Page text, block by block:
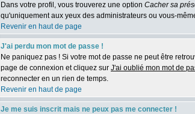
Dans votre profil, vous trouverez une option Cacher sa
qu'uniquement aux yeux des administrateurs ou vous-
Revenir en haut de page
J'ai perdu mon mot de passe !
Ne paniquez pas ! Si votre mot de passe ne peut être
page de connexion et cliquez sur J'ai oublié mon mot de
reconnecter en un rien de temps.
Revenir en haut de page
Je me suis inscrit mais ne peux pas me connecter !